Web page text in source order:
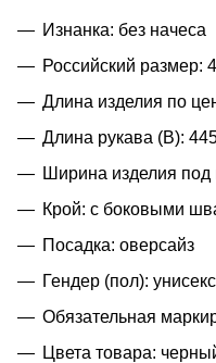
Изнанка: без начеса
Российский размер:
Длина изделия по
Длина рукава (B):
Ширина изделия
Крой: с боковыми
Посадка: оверсайз
Гендер (пол): унисекс
Обязательная
Цвета товара: